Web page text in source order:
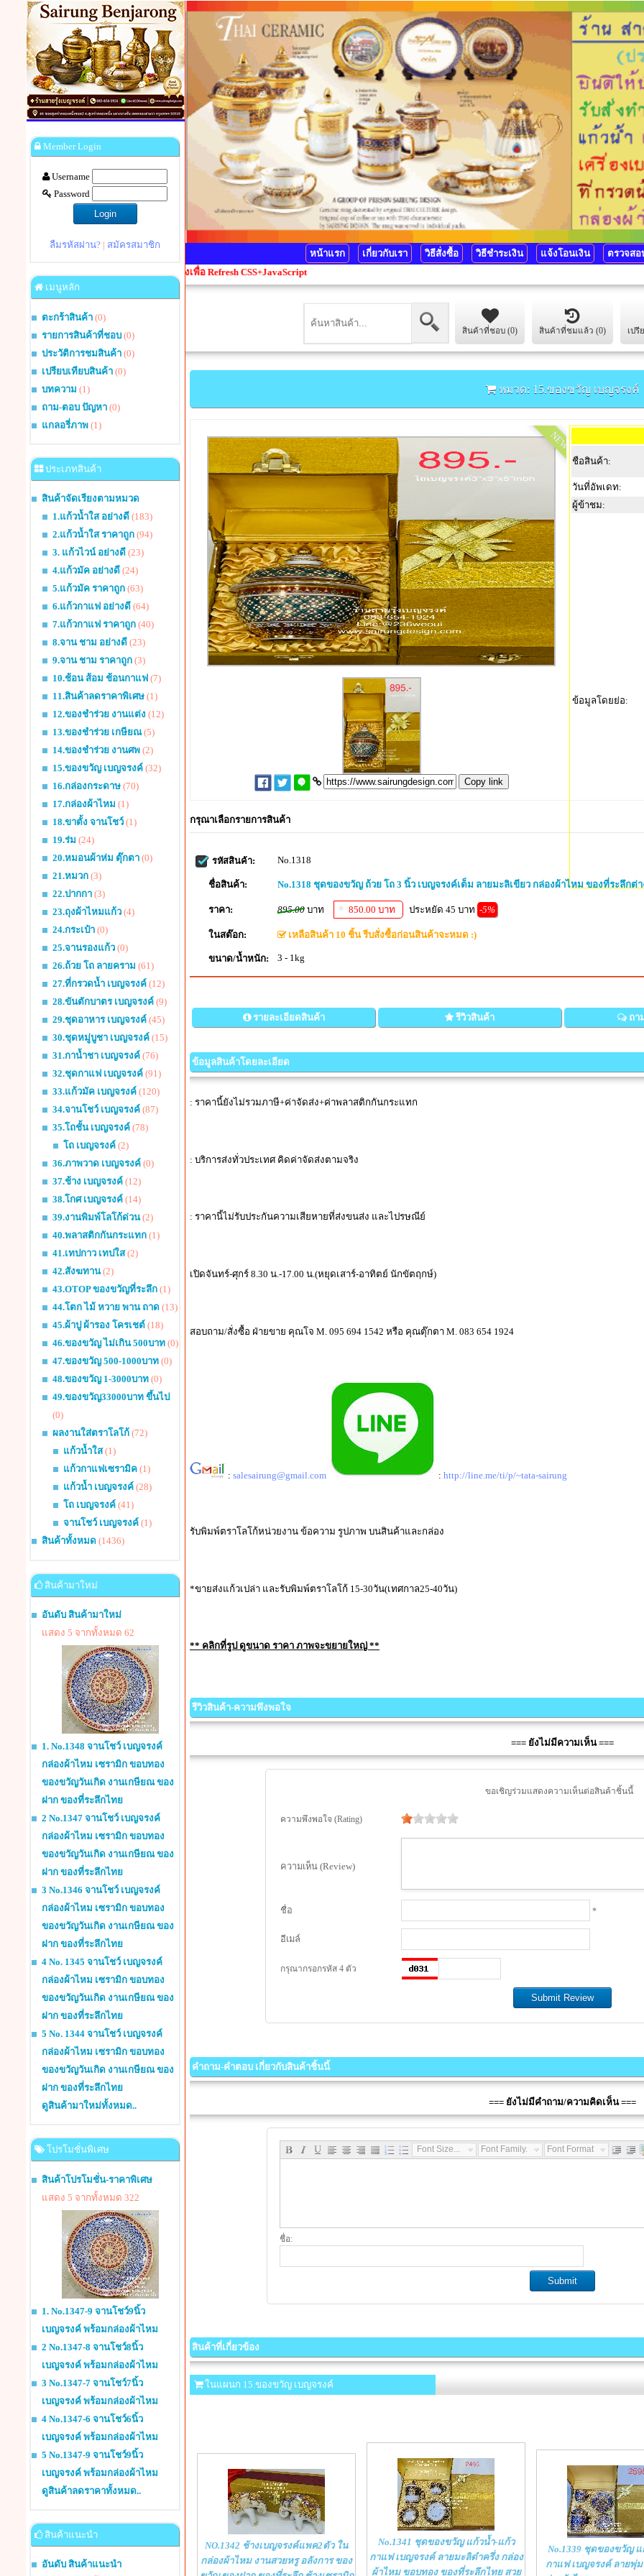
Member Login
Username
Password
ลืมรหัสผ่าน? | สมัครสมาชิก
เมนูหลัก
ตะกร้าสินค้า (0)
รายการสินค้าที่ชอบ (0)
ประวัติการชมสินค้า (0)
เปรียบเทียบสินค้า (0)
บทความ (1)
ถาม-ตอบ ปัญหา (0)
แกลอรี่ภาพ (1)
ประเภทสินค้า
สินค้าจัดเรียงตามหมวด
1.แก้วน้ำใส อย่างดี (183)
2.แก้วน้ำใส ราคาถูก (94)
3. แก้วไวน์ อย่างดี (23)
4.แก้วมัค อย่างดี (24)
5.แก้วมัค ราคาถูก (63)
6.แก้วกาแฟ อย่างดี (64)
7.แก้วกาแฟ ราคาถูก (40)
8.จาน ชาม อย่างดี (23)
9.จาน ชาม ราคาถูก (3)
10.ช้อน ส้อม ช้อนกาแฟ (7)
11.สินค้าลดราคาพิเศษ (1)
12.ของชำร่วย งานแต่ง (12)
13.ของชำร่วย เกษียณ(5)
14.ของชำร่วย งานศพ (2)
15.ของขวัญ เบญจรงค์ (32)
16.กล่องกระดาษ (70)
17.กล่องผ้าไหม (1)
18.ขาตั้ง จานโชว์ (1)
19.ร่ม (24)
20.หมอนผ้าห่ม ตุ๊กตา (0)
21.หมวก (3)
22.ปากกา (3)
23.ถุงผ้าไหมแก้ว (4)
24.กระเป๋า (0)
25.จานรองแก้ว (0)
26.ถ้วย โถ ลายคราม (61)
27.ที่กรวดน้ำ เบญจรงค์ (12)
28.ขันตักบาตร เบญจรงค์ (9)
29.ชุดอาหาร เบญจรงค์ (45)
30.ชุดหมู่บูชา เบญจรงค์ (15)
31.กาน้ำชา เบญจรงค์ (76)
32.ชุดกาแฟ เบญจรงค์ (91)
33.แก้วมัค เบญจรงค์ (120)
34.จานโชว์ เบญจรงค์ (87)
35.โถชั้น เบญจรงค์ (78)
โถ เบญจรงค์ (2)
36.ภาพวาด เบญจรงค์ (0)
37.ช้าง เบญจรงค์ (12)
38.โกศ เบญจรงค์ (14)
39.งานพิมพ์โลโก้ด่วน(2)
40.พลาสติกกันกระแทก (1)
41.เทปกาว เทปใส(2)
42.สังฆทาน(2)
43.OTOP ของขวัญที่ระลึก (1)
44.โตก ไม้ หวาย พาน ถาด (13)
45.ผ้าปู ผ้ารอง โครเชต์ (18)
46.ของขวัญ ไม่เกิน 500บาท (0)
47.ของขวัญ 500-1000บาท (0)
48.ของขวัญ 1-3000บาท (0)
49.ของขวัญ33000บาท ขึ้นไป
(0)
ผลงานใส่ตราโลโก้ (72)
แก้วน้ำใส(1)
แก้วกาแฟเซรามิค (1)
แก้วน้ำ เบญจรงค์ (28)
โถ เบญจรงค์ (41)
จานโชว์ เบญจรงค์ (1)
สินค้าทั้งหมด (1436)
สินค้ามาใหม่
อันดับ สินค้ามาใหม่
แสดง 5 จากทั้งหมด 62
1. No.1348 จานโชว์ เบญจรงค์
กล่องผ้าไหม เซรามิก ขอบทอง
ของขวัญวันเกิด งานเกษียณ ของ
ฝาก ของที่ระลึกไทย
2 No.1347 จานโชว์ เบญจรงค์
กล่องผ้าไหม เซรามิก ขอบทอง
ของขวัญวันเกิด งานเกษียณ ของ
ฝาก ของที่ระลึกไทย
3 No.1346 จานโชว์ เบญจรงค์
กล่องผ้าไหม เซรามิก ขอบทอง
ของขวัญวันเกิด งานเกษียณ ของ
ฝาก ของที่ระลึกไทย
4 No. 1345 จานโชว์ เบญจรงค์
กล่องผ้าไหม เซรามิก ขอบทอง
ของขวัญวันเกิด งานเกษียณ ของ
ฝาก ของที่ระลึกไทย
5 No. 1344 จานโชว์ เบญจรงค์
กล่องผ้าไหม เซรามิก ขอบทอง
ของขวัญวันเกิด งานเกษียณ ของ
ฝาก ของที่ระลึกไทย
ดูสินค้ามาใหม่ทั้งหมด..
โปรโมชั่นพิเศษ
สินค้าโปรโมชั่น-ราคาพิเศษ
แสดง 5 จากทั้งหมด 322
1. No.1347-9 จานโชว์9นิ้ว
เบญจรงค์ พร้อมกล่องผ้าไหม
2 No.1347-8 จานโชว์8นิ้ว
เบญจรงค์ พร้อมกล่องผ้าไหม
3 No.1347-7 จานโชว์7นิ้ว
เบญจรงค์ พร้อมกล่องผ้าไหม
4 No.1347-6 จานโชว์6นิ้ว
เบญจรงค์ พร้อมกล่องผ้าไหม
5 No.1347-9 จานโชว์9นิ้ว
เบญจรงค์ พร้อมกล่องผ้าไหม
ดูสินค้าลดราคาทั้งหมด..
สินค้าแนะนำ
อันดับ สินค้าแนะนำ
หน้าแรก เกี่ยวกับเรา วิธีสั่งซื้อ วิธีชำระเงิน แจ้งโอนเงิน
ตรวจสอ
พี้ยน กรุณากดปุ่ม Ctrl+F5 1 ครั้งเพื่อ Refresh CSS+JavaScript
สินค้าที่ชอบ (0) สินค้าที่ชมแล้ว (0) เปรี
หมวด: 15.ของขวัญ เบญจรงค์
NEW
Copy link
ชือสินค้า:
วันที่อัพเดท:
ผู้ข้าชม:
ข้อมูลโดยย่อ:
กรุณาเลือกรายการสินค้า
รหัสสินค้า: No.1318
ชื่อสินค้า: No.1318 ชุดของขวัญ ถ้วย โถ 3 นิ้ว เบญจรงค์เต็ม ลายมะลิเขียว กล่องผ้าไหม ของที่ระลึกต่
ราคา: 895.00 บาท 850.00 บาท ประหยัด 45 บาท -5%
ในสต๊อก: เหลือสินค้า 10 ชิ้น รีบสั่งซื้อก่อนสินค้าจะหมด :)
ขนาด/น้ำหนัก: 3 - 1kg
รายละเอียดสินค้า รีวิวสินค้า ถา
ข้อมูลสินค้าโดยละเอียด
: ราคานี้ยังไม่รวมภาษี+ค่าจัดส่ง+ค่าพลาสติกกันกระแทก
: บริการส่งทั่วประเทศ คิดค่าจัดส่งตามจริง
: ราคานี้ไม่รับประกันความเสียหายที่ส่งขนส่ง และไปรษณีย์
เปิดจันทร์-ศุกร์ 8.30 น.-17.00 น.(หยุดเสาร์-อาทิตย์ นักขัตฤกษ์)
สอบถาม/สั่งซื้อ ฝ่ายขาย คุณโจ M. 095 694 1542 หรือ คุณตุ๊กตา M. 083 654 1924
: salesairung@gmail.com : http://line.me/ti/p/~tata-sairung
รับพิมพ์ตราโลโก้หน่วยงาน ข้อความ รูปภาพ บนสินค้าและกล่อง
*ขายส่งแก้วเปล่า และรับพิมพ์ตราโลโก้ 15-30วัน(เทศกาล25-40วัน)
** คลิกที่รูป ดูขนาด ราคา ภาพจะขยายใหญ่ **
รีวิวสินค้า-ความพึงพอใจ
=== ยังไม่มีความเห็น ===
ขอเชิญร่วมแสดงความเห็นต่อสินค้าชิ้นนี้
ความพึงพอใจ (Rating)
ความเห็น (Review)
ชื่อ *
อีเมล์
กรุณากรอกรหัส 4 ตัว
คำถาม-คำตอบ เกี่ยวกับสินค้าชิ้นนี้
=== ยังไม่มีคำถาม/ความคิดเห็น ===
Font Size... Font Family... Font Format...
ชื่อ:
สินค้าที่เกี่ยวข้อง
ในแผนก 15.ของขวัญ เบญจรงค์
NO.1342 ช้างเบญจรงค์แพค2ตัว ใน
กล่องผ้าไหม งานสวยหรู อลังการ ของ
No.1341 ชุดของขวัญ แก้วน้ำ-แก้ว
กาแฟ เบญจรงค์ ลายมะลิดำครึ่ง กล่อง
ผ้าไหม ขอบทอง ของที่ระลึกไทย สวย
No.1339 ชุดของขวัญ
กาแฟ เบญจรงค์ ลายพุ่ม